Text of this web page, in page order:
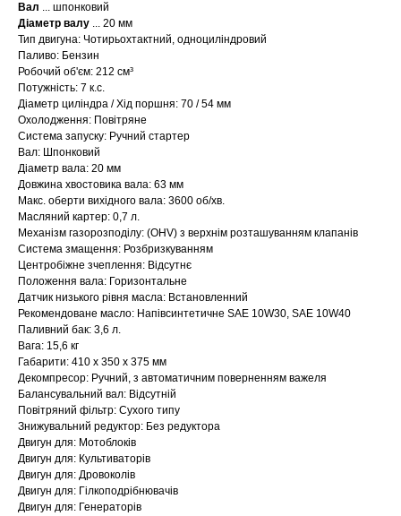
Вал ... шпонковий
Діаметр валу ... 20 мм
Тип двигуна: Чотирьохтактний, одноциліндровий
Паливо: Бензин
Робочий об'єм: 212 см³
Потужність: 7 к.с.
Діаметр циліндра / Хід поршня: 70 / 54 мм
Охолодження: Повітряне
Система запуску: Ручний стартер
Вал: Шпонковий
Діаметр вала: 20 мм
Довжина хвостовика вала: 63 мм
Макс. оберти вихідного вала: 3600 об/хв.
Масляний картер: 0,7 л.
Механізм газорозподілу: (OHV) з верхнім розташуванням клапанів
Система змащення: Розбризкуванням
Центробіжне зчеплення: Відсутнє
Положення вала: Горизонтальне
Датчик низького рівня масла: Встановленний
Рекомендоване масло: Напівсинтетичне SAE 10W30, SAE 10W40
Паливний бак: 3,6 л.
Вага: 15,6 кг
Габарити: 410 x 350 x 375 мм
Декомпресор: Ручний, з автоматичним поверненням важеля
Балансувальний вал: Відсутній
Повітряний фільтр: Сухого типу
Знижувальний редуктор: Без редуктора
Двигун для: Мотоблоків
Двигун для: Культиваторів
Двигун для: Дровоколів
Двигун для: Гілкоподрібнювачів
Двигун для: Генераторів